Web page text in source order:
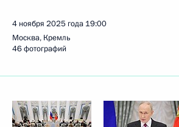
4 ноября 2025 года 19:00
Москва, Кремль
46 фотографий